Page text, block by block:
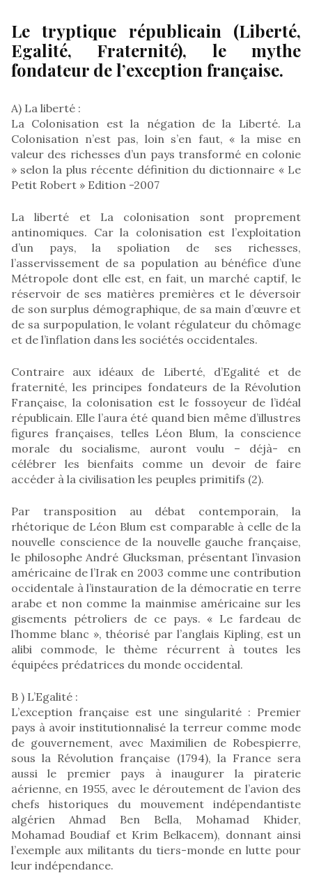
Le tryptique républicain (Liberté,
Egalité, Fraternité), le mythe
fondateur de l’exception française.
A) La liberté :
La Colonisation est la négation de la Liberté. La
Colonisation n’est pas, loin s’en faut, « la mise en
valeur des richesses d’un pays transformé en colonie
» selon la plus récente définition du dictionnaire « Le
Petit Robert » Edition -2007
La liberté et La colonisation sont proprement
antinomiques. Car la colonisation est l’exploitation
d’un pays, la spoliation de ses richesses,
l’asservissement de sa population au bénéfice d’une
Métropole dont elle est, en fait, un marché captif, le
réservoir de ses matières premières et le déversoir
de son surplus démographique, de sa main d’œuvre et
de sa surpopulation, le volant régulateur du chômage
et de l’inflation dans les sociétés occidentales.
Contraire aux idéaux de Liberté, d’Egalité et de
fraternité, les principes fondateurs de la Révolution
Française, la colonisation est le fossoyeur de l’idéal
républicain. Elle l’aura été quand bien même d’illustres
figures françaises, telles Léon Blum, la conscience
morale du socialisme, auront voulu – déjà- en
célébrer les bienfaits comme un devoir de faire
accéder à la civilisation les peuples primitifs (2).
Par transposition au débat contemporain, la
rhétorique de Léon Blum est comparable à celle de la
nouvelle conscience de la nouvelle gauche française,
le philosophe André Glucksman, présentant l’invasion
américaine de l’Irak en 2003 comme une contribution
occidentale à l’instauration de la démocratie en terre
arabe et non comme la mainmise américaine sur les
gisements pétroliers de ce pays. « Le fardeau de
l’homme blanc », théorisé par l’anglais Kipling, est un
alibi commode, le thème récurrent à toutes les
équipées prédatrices du monde occidental.
B ) L’Egalité :
L’exception française est une singularité : Premier
pays à avoir institutionnalisé la terreur comme mode
de gouvernement, avec Maximilien de Robespierre,
sous la Révolution française (1794), la France sera
aussi le premier pays à inaugurer la piraterie
aérienne, en 1955, avec le déroutement de l’avion des
chefs historiques du mouvement indépendantiste
algérien Ahmad Ben Bella, Mohamad Khider,
Mohamad Boudiaf et Krim Belkacem), donnant ainsi
l’exemple aux militants du tiers-monde en lutte pour
leur indépendance.